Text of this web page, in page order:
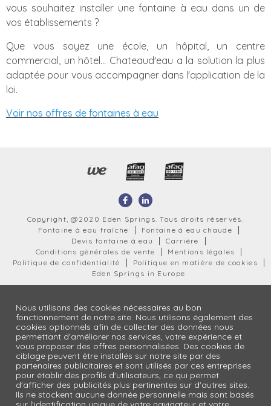
vous souhaitez installer une fontaine à eau dans un de
vos établissements ?
Que vous soyez une école, un hôpital, un centre
commercial, un hôtel... Chateaud'eau a la solution la plus
adaptée pour vous accompagner dans l'application de la
loi.
Voir nos offres de fontaines à eau
Copyright, @2020 Eden Springs. Tous droits réservés.
Fontaine à eau fraîche
Fontaine à eau chaude
Devis fontaine à eau
Carrière
Conditions générales de vente
Mentions légales
Politique de confidentialité
Politique en matière de cookies
Eden Springs in Europe
Nous utilisons des cookies nécessaires au bon
fonctionnement de notre site. Nous utilisons également des
cookies optionnels afin de collecter des données nous
permettant d'améliorer nos services, votre expérience et
vous proposer des offres personnalisées. Des cookies de
ciblage peuvent être installés sur notre site par des
partenaires publicitaires et sont utilisés par ces entreprises
pour établir des profils d'utilisateurs, ce qui permet
d'afficher des publicités plus pertinentes sur d'autres sites.
Ils ne stockent aucune donnée personnelle mais sont basés